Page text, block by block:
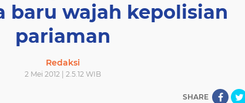
baru wajah kepolisian
pariaman
Redaksi
2 Mei 2012 | 2.5.12 WIB
SHARE